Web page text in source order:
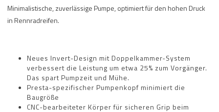
Minimalistische, zuverlässige Pumpe, optimiert für den hohen Druck
in Rennradreifen.
Neues Invert-Design mit Doppelkammer-System
verbessert die Leistung um etwa 25% zum Vorgänger.
Das spart Pumpzeit und Mühe.
Presta-spezifischer Pumpenkopf minimiert die
Baugröße
CNC-bearbeiteter Körper für sicheren Grip beim